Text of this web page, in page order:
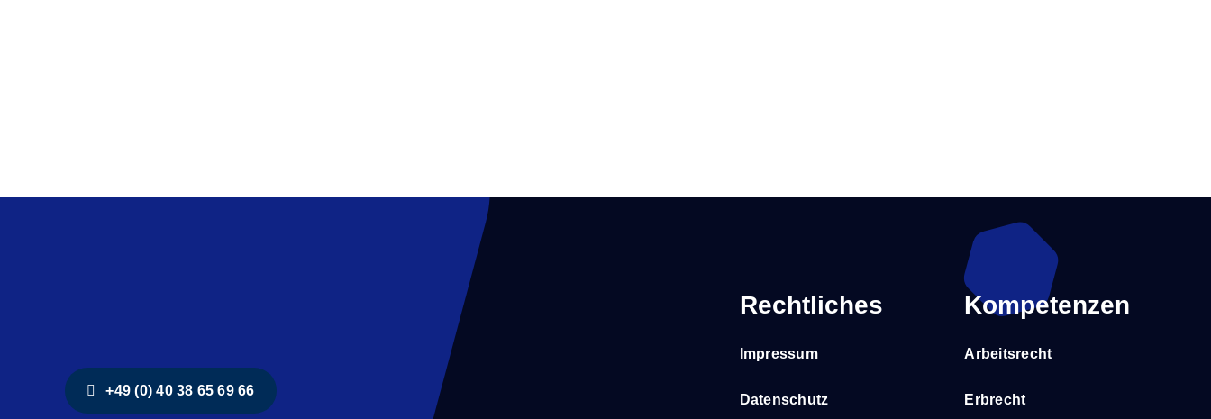
+49 (0) 40 38 65 69 66
Rechtliches
Impressum
Datenschutz
Kompetenzen
Arbeitsrecht
Erbrecht